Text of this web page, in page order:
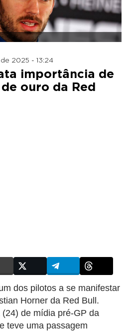
2025 - 13:24
importância de
ouro da Red
dos pilotos a se manifestar
Horner da Red Bull.
de mídia pré-GP da
teve uma passagem